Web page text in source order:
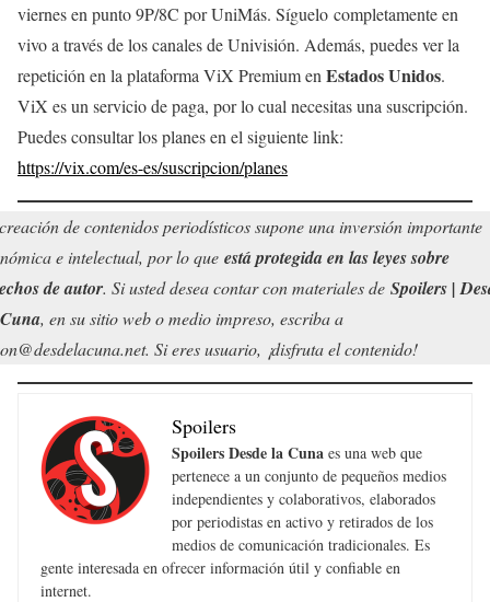
viernes en punto 9P/8C por UniMás. Síguelo completamente en
vivo a través de los canales de Univisión. Además, puedes ver la
repetición en la plataforma ViX Premium en Estados Unidos.
ViX es un servicio de paga, por lo cual necesitas una suscripción.
Puedes consultar los planes en el siguiente link:
https://vix.com/es-es/suscripcion/planes
de contenidos periodísticos supone una inversión importante
e intelectual, por lo que está protegida en las leyes sobre
de autor. Si usted desea contar con materiales de Spoilers |
, en su sitio web o medio impreso, escriba a
Si eres usuario, ¡disfruta el contenido!
Spoilers
Spoilers Desde la Cuna es una web que
pertenece a un conjunto de pequeños medios
independientes y colaborativos, elaborados
por periodistas en activo y retirados de los
medios de comunicación tradicionales. Es
gente interesada en ofrecer información útil y confiable en
internet.